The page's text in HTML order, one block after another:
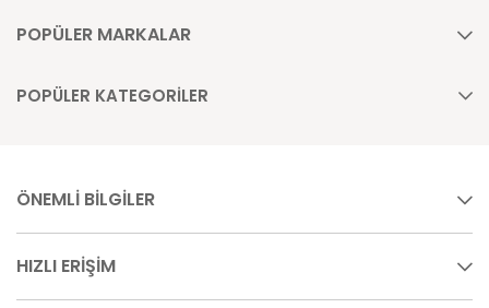
POPÜLER MARKALAR
POPÜLER KATEGORİLER
ÖNEMLİ BİLGİLER
HIZLI ERİŞİM